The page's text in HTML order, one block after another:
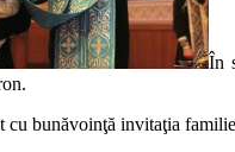
În
cu bunăvoinţă invitaţia